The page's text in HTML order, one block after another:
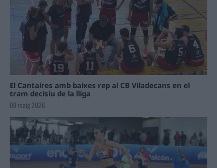
El Cantaires amb baixes rep al CB Viladecans en el
tram decisiu de la lliga
09 maig 2026